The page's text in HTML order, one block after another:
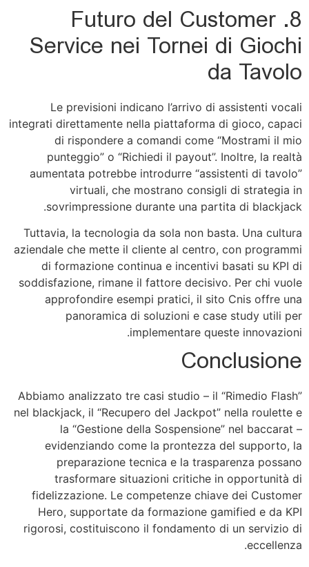
8. Futuro del Customer
Service nei Tornei di Giochi
da Tavolo
Le previsioni indicano l’arrivo di assistenti vocali
integrati direttamente nella piattaforma di gioco, capaci
di rispondere a comandi come “Mostrami il mio
punteggio” o “Richiedi il payout”. Inoltre, la realtà
aumentata potrebbe introdurre “assistenti di tavolo”
virtuali, che mostrano consigli di strategia in
sovrimpressione durante una partita di blackjack.
Tuttavia, la tecnologia da sola non basta. Una cultura
aziendale che mette il cliente al centro, con programmi
di formazione continua e incentivi basati su KPI di
soddisfazione, rimane il fattore decisivo. Per chi vuole
approfondire esempi pratici, il sito Cnis offre una
panoramica di soluzioni e case study utili per
implementare queste innovazioni.
Conclusione
Abbiamo analizzato tre casi studio – il “Rimedio Flash”
nel blackjack, il “Recupero del Jackpot” nella roulette e
la “Gestione della Sospensione” nel baccarat –
evidenziando come la prontezza del supporto, la
preparazione tecnica e la trasparenza possano
trasformare situazioni critiche in opportunità di
fidelizzazione. Le competenze chiave dei Customer
Hero, supportate da formazione gamified e da KPI
rigorosi, costituiscono il fondamento di un servizio di
eccellenza.